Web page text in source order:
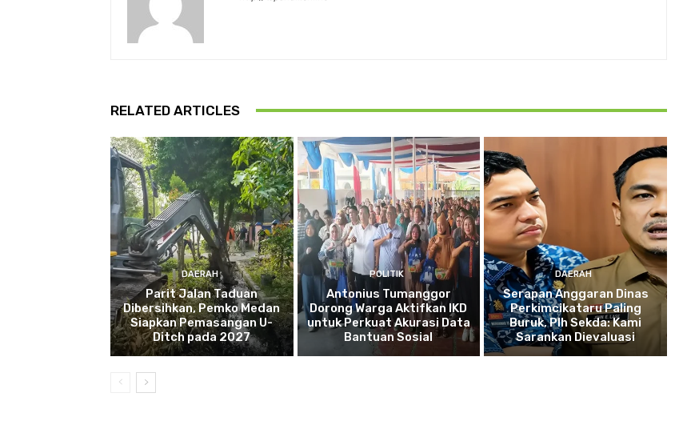
RELATED ARTICLES
DAERAH
Parit Jalan Taduan
Dibersihkan, Pemko Medan
Siapkan Pemasangan U-
Ditch pada 2027
POLITIK
Antonius Tumanggor
Dorong Warga Aktifkan IKD
untuk Perkuat Akurasi Data
Bantuan Sosial
DAERAH
Serapan Anggaran Dinas
Perkimcikataru Paling
Buruk, Plh Sekda: Kami
Sarankan Dievaluasi